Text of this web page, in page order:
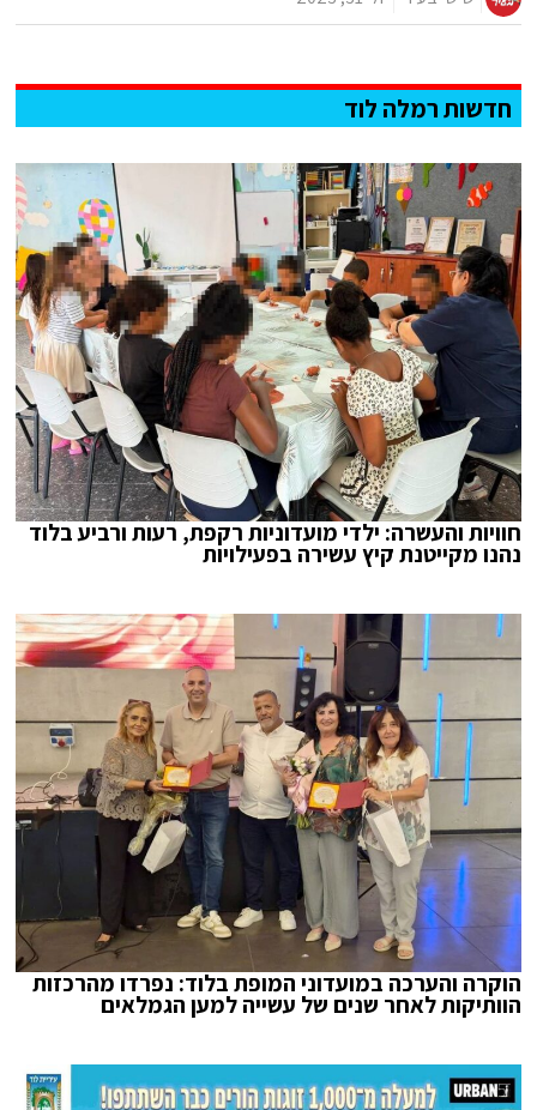
חדשות רמלה לוד
חוויות והעשרה: ילדי מועדוניות רקפת, רעות ורביע בלוד
נהנו מקייטנת קיץ עשירה בפעילויות
הוקרה והערכה במועדוני המופת בלוד: נפרדו מהרכזות
הוותיקות לאחר שנים של עשייה למען הגמלאים